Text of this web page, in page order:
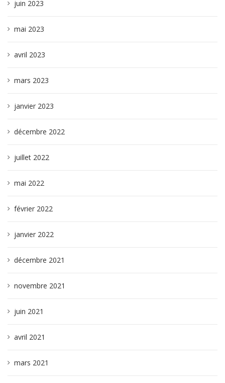
juin 2023
mai 2023
avril 2023
mars 2023
janvier 2023
décembre 2022
juillet 2022
mai 2022
février 2022
janvier 2022
décembre 2021
novembre 2021
juin 2021
avril 2021
mars 2021